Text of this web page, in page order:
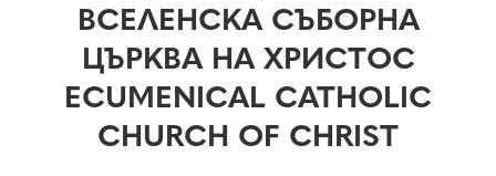
ВСЕЛЕНСКА СЪБОРНА
ЦЪРКВА НА ХРИСТОС
ECUMENICAL CATHOLIC
CHURCH OF CHRIST